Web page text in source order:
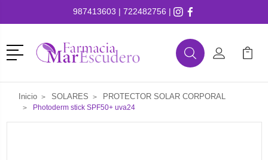
987413603 | 722482756 |
Menú
BuscarMi Cuenta
Mi
Inicio SOLARES PROTECTOR SOLAR CORPORAL
Photoderm stick SPF50+ uva24